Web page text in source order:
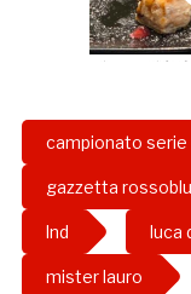
campionato serie
gazzetta rossoblu
lnd luca
mister lauro